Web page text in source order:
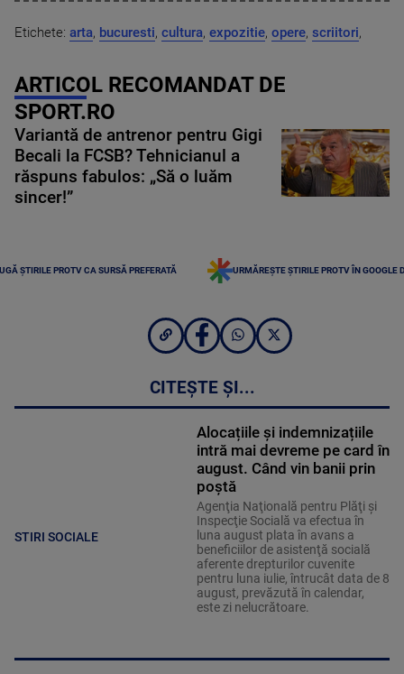
Etichete: arta, bucuresti, cultura, expozitie, opere, scriitori,
ARTICOL RECOMANDAT DE
SPORT.RO
Variantă de antrenor pentru Gigi
Becali la FCSB? Tehnicianul a
răspuns fabulos: „Să o luăm
sincer!”
ȘTIRILE PROTV CA SURSĂ PREFERATĂ URMĂREȘTE ȘTIRILE PROTV ÎN GOOGLE
CITEȘTE ȘI...
STIRI SOCIALE
Alocațiile și indemnizațiile
intră mai devreme pe card în
august. Când vin banii prin
poștă
Agenţia Naţională pentru Plăţi şi
Inspecţie Socială va efectua în
luna august plata în avans a
beneficiilor de asistenţă socială
aferente drepturilor cuvenite
pentru luna iulie, întrucât data de 8
august, prevăzută în calendar,
este zi nelucrătoare.